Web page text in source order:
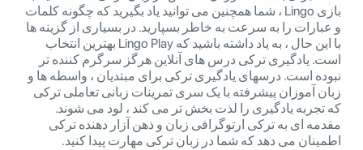
بازی Lingo ، شما همچنین می توانید یاد بگیرید که چگونه کلمات
و عبارات را به سرعت به خاطر بسپارید. در بسیاری از گزینه ها
با این حال ، به یاد داشته باشید که Lingo Play بهترین انتخاب
است. یادگیری ترکی درس های آنلاین هرگز سرگرم کننده تر
نبوده است. درسهای یادگیری ترکی برای مبتدیان ، واسطه ها و
زبان آموزان پیشرفته با یک سری تمرینات زبانی تعاملی ترکی
که تجربه یادگیری را لذت بخش تر می کند ، لود می شوند.
مقدمه ای به ترکی ارتوگرافی زبان و ذهن آزار دهنده ترکی
اطمینان می دهد که شما در زبان ترکی مهارت پیدا کنید.